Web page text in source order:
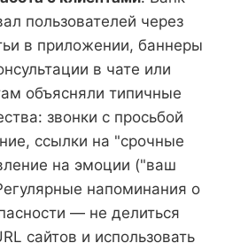
пользователей через
в приложении, баннеры
в чате или
объясняли типичные
звонки с просьбой
ссылки на "срочные
на эмоции ("ваш
напоминания о
— не делиться
сайтов и использовать